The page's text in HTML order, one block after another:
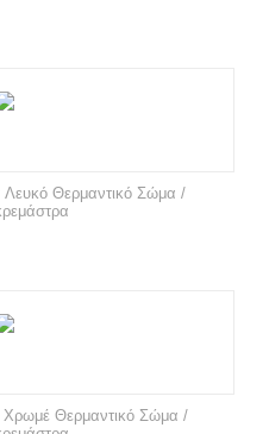
Θερμαντικό Σώμα /
Θερμαντικό Σώμα /